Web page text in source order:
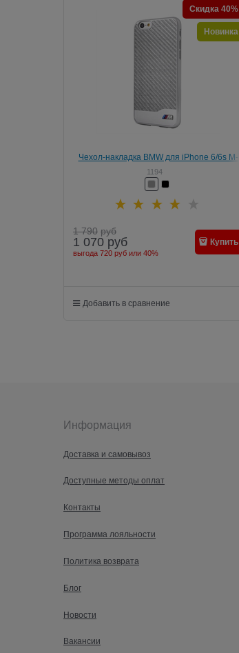
Чехол-накладка BMW для iPhone 6/6s M-
Collection Hard Aluminium&amp;Carbon
1194
Скидка 40%
Новинка
1 790 руб
1 070 руб
выгода 720 руб или 40%
Купить
Добавить в сравнение
Информация
Доставка и самовывоз
Доступные методы оплат
Контакты
Программа лояльности
Политика возврата
Блог
Новости
Вакансии